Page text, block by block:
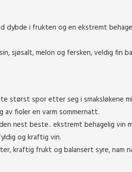
dybde i frukten og en ekstremt
sjøsalt, melon og fersken, veldig fin
størst spor etter seg i smaksløkene
fioler en varm sommernatt.
nest beste.. ekstremt behagelig vin
og kraftig vin.
kraftig frukt og balansert syre, nam